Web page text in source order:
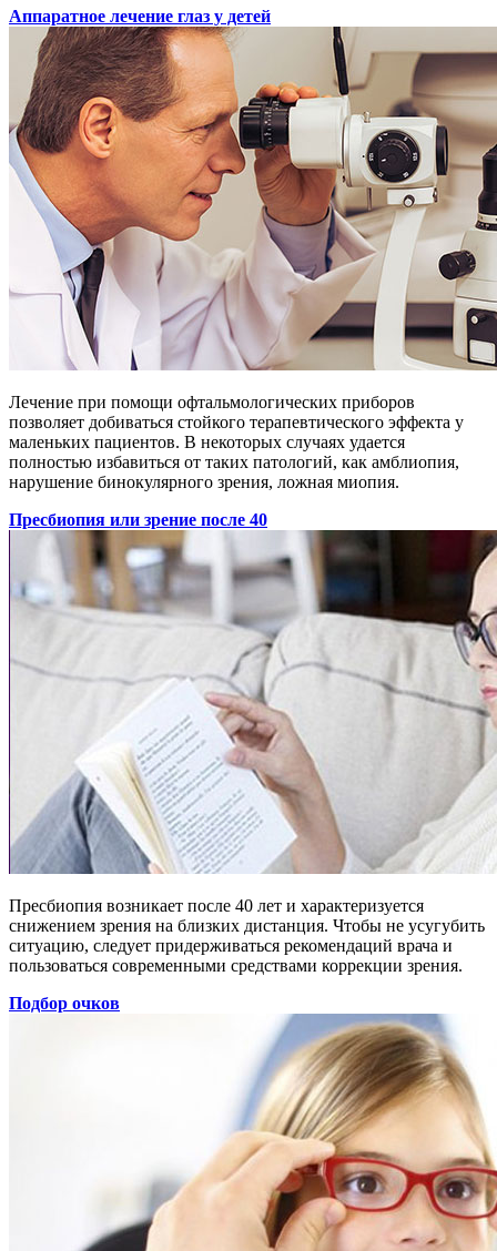
Аппаратное лечение глаз у детей
Лечение при помощи офтальмологических приборов
позволяет добиваться стойкого терапевтического эффекта у
маленьких пациентов. В некоторых случаях удается
полностью избавиться от таких патологий, как амблиопия,
нарушение бинокулярного зрения, ложная миопия.
Пресбиопия или зрение после 40
Пресбиопия возникает после 40 лет и характеризуется
снижением зрения на близких дистанция. Чтобы не усугубить
ситуацию, следует придерживаться рекомендаций врача и
пользоваться современными средствами коррекции зрения.
Подбор очков